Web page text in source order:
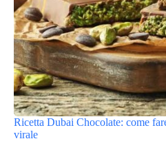
Ricetta Dubai Chocolate: come
virale